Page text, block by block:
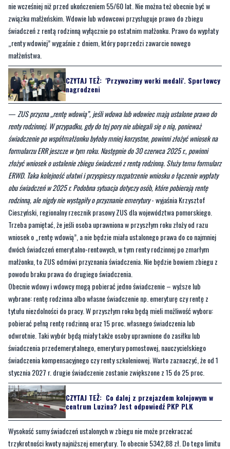
nie wcześniej niż przed ukończeniem 55/60 lat. Nie można też obecnie być w
związku małżeńskim. Wdowie lub wdowcowi przysługuje prawo do zbiegu
świadczeń z rentą rodzinną wyłącznie po ostatnim małżonku. Prawo do wypłaty
„renty wdowiej” wygaśnie z dniem, który poprzedzi zawarcie nowego
małżeństwa.
CZYTAJ TEŻ: 'Przywozimy worki medali'. Sportowcy
nagrodzeni
— ZUS przyzna „rentę wdowią”, jeśli wdowa lub wdowiec mają ustalone prawo do
renty rodzinnej. W przypadku, gdy do tej pory nie ubiegali się o nią, ponieważ
świadczenie po współmałżonku byłoby mniej korzystne, powinni złożyć wniosek na
formularzu ERR jeszcze w tym roku. Następnie do 30 czerwca 2025 r., powinni
złożyć wniosek o ustalenie zbiegu świadczeń z rentą rodzinną. Służy temu formularz
ERWD. Taka kolejność ułatwi i przyspieszy rozpatrzenie wniosku o łączenie wypłaty
obu świadczeń w 2025 r. Podobna sytuacja dotyczy osób, które pobierają rentę
rodzinną, ale nigdy nie wystąpiły o przyznanie emerytury- wyjaśnia Krzysztof
Cieszyński, regionalny rzecznik prasowy ZUS dla województwa pomorskiego.
Trzeba pamiętać, że jeśli osoba uprawniona w przyszłym roku złoży od razu
wniosek o „rentę wdowią”, a nie będzie miała ustalonego prawa do co najmniej
dwóch świadczeń emerytalno-rentowych, w tym renty rodzinnej po zmarłym
małżonku, to ZUS odmówi przyznania świadczenia. Nie będzie bowiem zbiegu z
powodu braku prawa do drugiego świadczenia.
Obecnie wdowy i wdowcy mogą pobierać jedno świadczenie – wyższe lub
wybrane: rentę rodzinna albo własne świadczenie np. emeryturę czy rentę z
tytułu niezdolności do pracy. W przyszłym roku będą mieli możliwość wyboru:
pobierać pełną rentę rodzinną oraz 15 proc. własnego świadczenia lub
odwrotnie. Taki wybór będą miały także osoby uprawnione do zasiłku lub
świadczenia przedemerytalnego, emerytury pomostowej, nauczycielskiego
świadczenia kompensacyjnego czy renty szkoleniowej. Warto zaznaczyć, że od 1
stycznia 2027 r. drugie świadczenie zostanie zwiększone z 15 do 25 proc.
CZYTAJ TEŻ: Co dalej z przejazdem kolejowym w
centrum Luzina? Jest odpowiedź PKP PLK
Wysokość sumy świadczeń ustalonych w zbiegu nie może przekraczać
trzykrotności kwoty najniższej emerytury. To obecnie 5342,88 zł. Do tego limitu